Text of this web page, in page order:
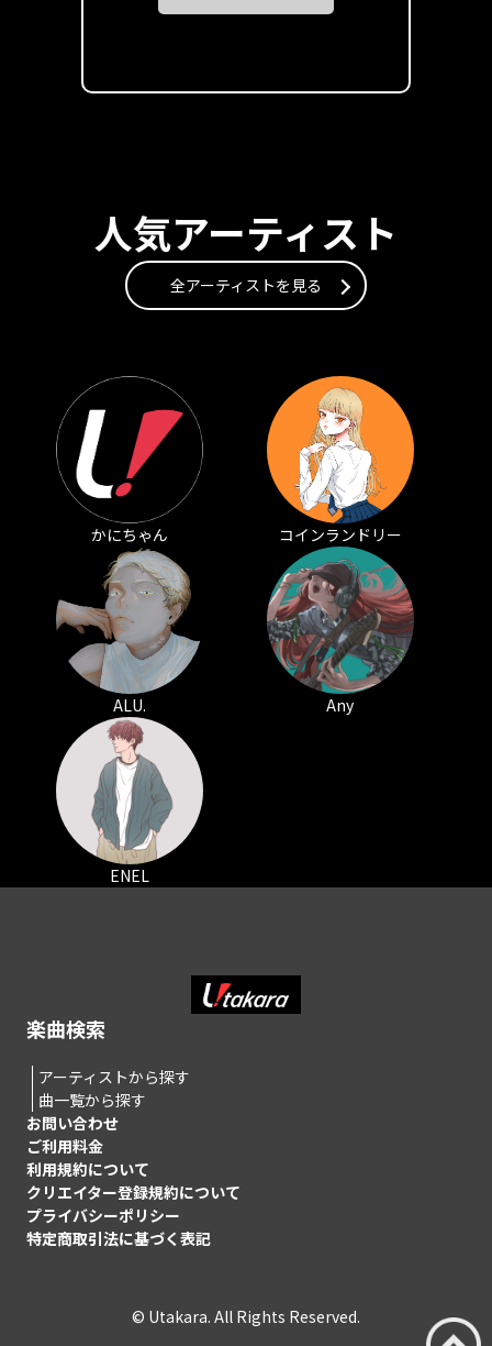
人気アーティスト
全アーティストを見る
かにちゃん コインランドリー
ALU. Any
ENEL
楽曲検索
アーティストから探す
曲一覧から探す
お問い合わせ
ご利用料金
利用規約について
クリエイター登録規約について
プライバシーポリシー
特定商取引法に基づく表記
© Utakara. All Rights Reserved.